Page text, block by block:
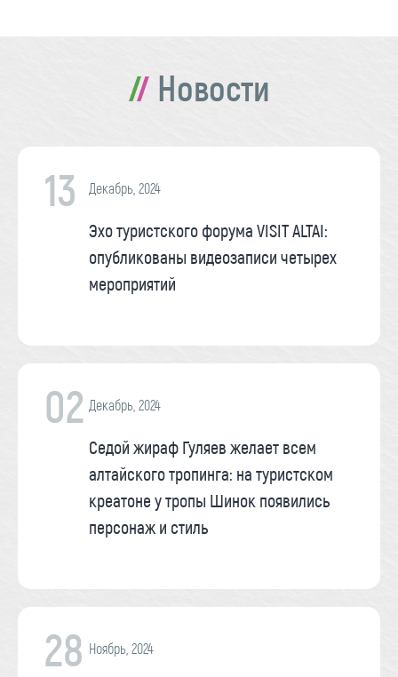
Новости
13 Декабрь, 2024
Эхо туристского форума VISIT ALTAI:
опубликованы видеозаписи четырех
мероприятий
02 Декабрь, 2024
Седой жираф Гуляев желает всем
алтайского тропинга: на туристском
креатоне у тропы Шинок появились
персонаж и стиль
28 Ноябрь, 2024